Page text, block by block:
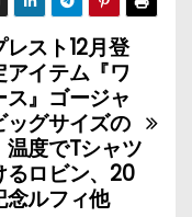
スト12月登
アイテム『ワ
ス』ゴージャ
ッグサイズの
温度でTシャツ
るロビン、20
念ルフィ他